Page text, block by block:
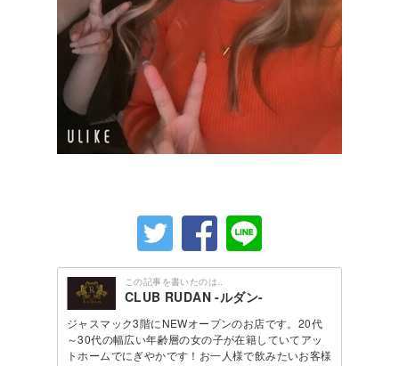
この記事を書いたのは..
CLUB RUDAN -ルダン-
ジャスマック3階にNEWオープンのお店です。20代
～30代の幅広い年齢層の女の子が在籍していてアッ
トホームでにぎやかです！お一人様で飲みたいお客様